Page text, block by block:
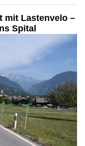
mit Lastenvelo –
Spital